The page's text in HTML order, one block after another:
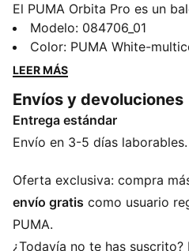
El PUMA Orbita Pro es un
la Premier League para la
32 paneles de tamaño
un equilibrio precisos,
la forma y un tacto suave,
edición Thrill está pensada
temporada, cuando cada
DETALLES
Balón de THB moldeado:
absorción del agua reducida
Modelo: 084706_01
Color: PUMA White-
LEER MÁS
Envíos y devoluciones
Entrega estándar
Envío en 3-5 días laborables.
Oferta exclusiva: compra
envío gratis como usuario
PUMA.
¿Todavía no te has suscrito?